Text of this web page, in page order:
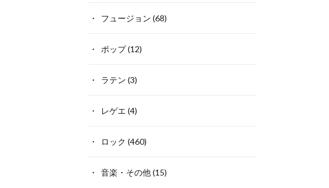
フュージョン (68)
ポップ(12)
ラテン (3)
レゲエ (4)
ロック (460)
音楽・その他(15)